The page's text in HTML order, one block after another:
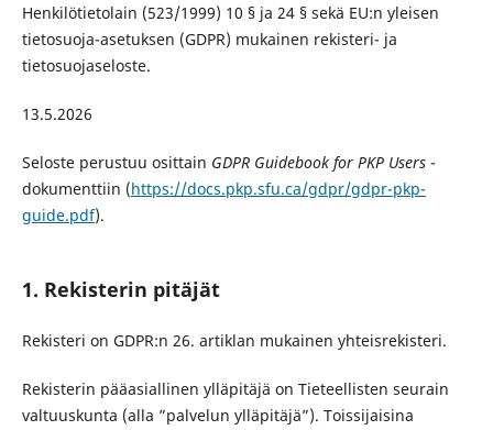
Henkilötietolain (523/1999) 10 § ja 24 § sekä EU:n yleisen
tietosuoja-asetuksen (GDPR) mukainen rekisteri- ja
tietosuojaseloste.
13.5.2026
Seloste perustuu osittain GDPR Guidebook for PKP Users-
dokumenttiin (https://docs.pkp.sfu.ca/gdpr/gdpr-pkp-
guide.pdf).
1. Rekisterin pitäjät
Rekisteri on GDPR:n 26. artiklan mukainen yhteisrekisteri.
Rekisterin pääasiallinen ylläpitäjä on Tieteellisten seurain
valtuuskunta (alla ”palvelun ylläpitäjä”). Toissijaisina